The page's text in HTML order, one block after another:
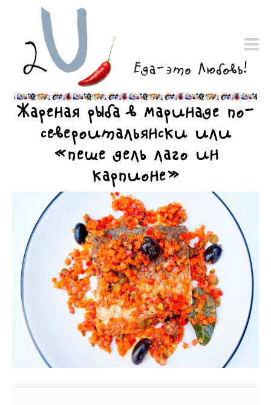
Жареная рыба в маринаде по-
североитальянски или
«пеше дель лаго ин
карпионе»